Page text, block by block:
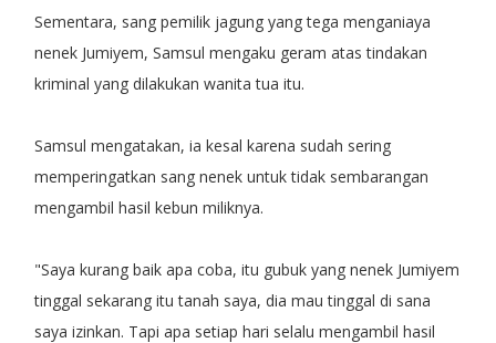
Sementara, sang pemilik jagung yang tega menganiaya
nenek Jumiyem, Samsul mengaku geram atas tindakan
kriminal yang dilakukan wanita tua itu.
Samsul mengatakan, ia kesal karena sudah sering
memperingatkan sang nenek untuk tidak sembarangan
mengambil hasil kebun miliknya.
"Saya kurang baik apa coba, itu gubuk yang nenek Jumiyem
tinggal sekarang itu tanah saya, dia mau tinggal di sana
saya izinkan. Tapi apa setiap hari selalu mengambil hasil